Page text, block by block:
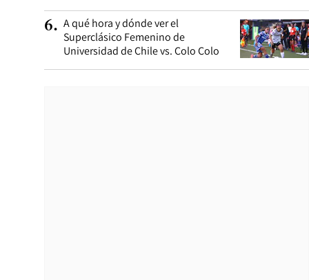
6. A qué hora y dónde ver el
Superclásico Femenino de
Universidad de Chile vs. Colo Colo